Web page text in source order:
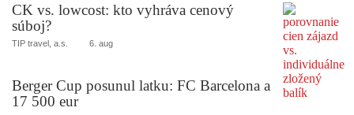
CK vs. lowcost: kto vyhráva cenový
súboj?
TIP travel, a.s. 6. aug
Berger Cup posunul latku: FC Barcelona a
17 500 eur